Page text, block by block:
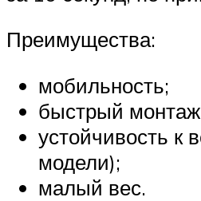
Преимущества:
мобильность;
быстрый
устойчивость к
модели);
малый вес.